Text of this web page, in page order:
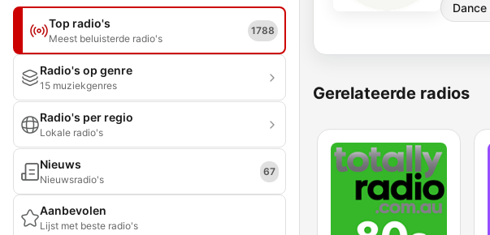
Top radio's
Meest beluisterde radio's
1788
Radio's op genre
15 muziekgenres
Radio's per regio
Lokale radio's
Nieuws
Nieuwsradio's
67
Aanbevolen
Lijst met beste radio's
Dance
Gerelateerde radios